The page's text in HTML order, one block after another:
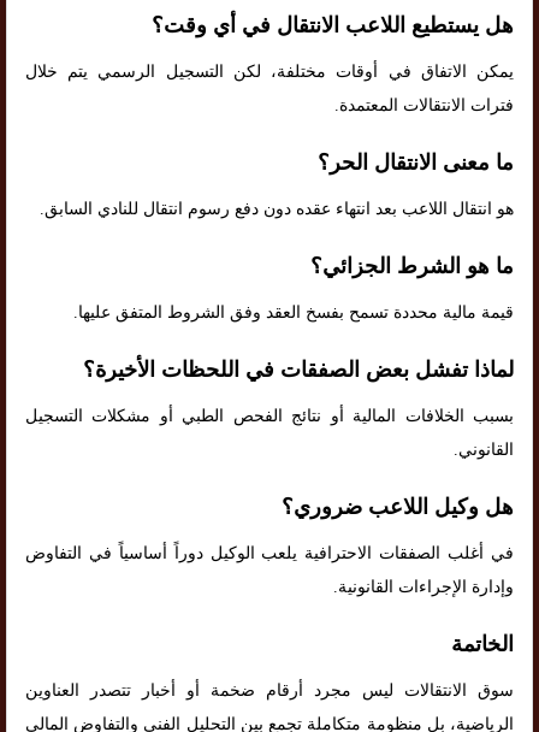
هل يستطيع اللاعب الانتقال في أي وقت؟
يمكن الاتفاق في أوقات مختلفة، لكن التسجيل الرسمي يتم خلال
فترات الانتقالات المعتمدة.
ما معنى الانتقال الحر؟
هو انتقال اللاعب بعد انتهاء عقده دون دفع رسوم انتقال للنادي السابق.
ما هو الشرط الجزائي؟
قيمة مالية محددة تسمح بفسخ العقد وفق الشروط المتفق عليها.
لماذا تفشل بعض الصفقات في اللحظات الأخيرة؟
بسبب الخلافات المالية أو نتائج الفحص الطبي أو مشكلات التسجيل
القانوني.
هل وكيل اللاعب ضروري؟
في أغلب الصفقات الاحترافية يلعب الوكيل دوراً أساسياً في التفاوض
وإدارة الإجراءات القانونية.
الخاتمة
سوق الانتقالات ليس مجرد أرقام ضخمة أو أخبار تتصدر العناوين
الرياضية، بل منظومة متكاملة تجمع بين التحليل الفني والتفاوض المالي